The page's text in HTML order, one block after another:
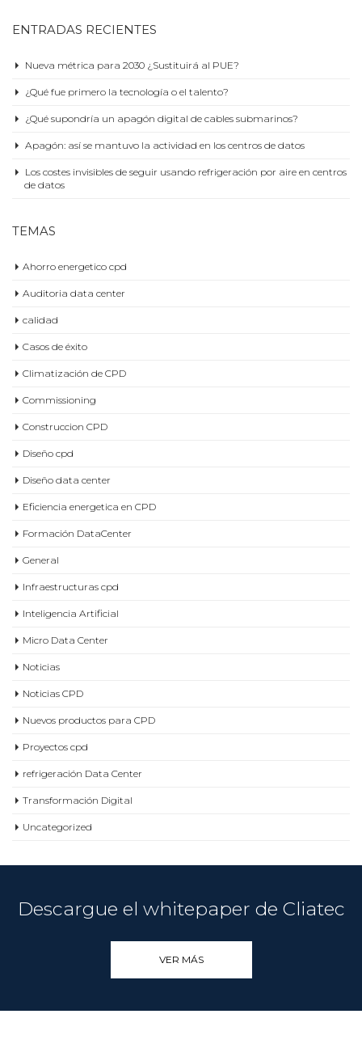
ENTRADAS RECIENTES
Nueva métrica para 2030 ¿Sustituirá al PUE?
¿Qué fue primero la tecnología o el talento?
¿Qué supondría un apagón digital de cables submarinos?
Apagón: así se mantuvo la actividad en los centros de datos
Los costes invisibles de seguir usando refrigeración por aire en centros
de datos
TEMAS
Ahorro energetico cpd
Auditoria data center
calidad
Casos de éxito
Climatización de CPD
Commissioning
Construccion CPD
Diseño cpd
Diseño data center
Eficiencia energetica en CPD
Formación DataCenter
General
Infraestructuras cpd
Inteligencia Artificial
Micro Data Center
Noticias
Noticias CPD
Nuevos productos para CPD
Proyectos cpd
refrigeración Data Center
Transformación Digital
Uncategorized
Descargue el whitepaper de Cliatec
VER MÁS